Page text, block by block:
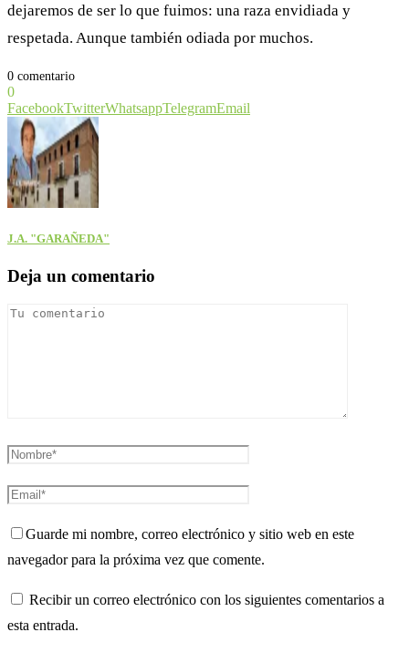
dejaremos de ser lo que fuimos: una raza envidiada y
respetada. Aunque también odiada por muchos.
0 comentario
0
FacebookTwitterWhatsappTelegramEmail
J.A. "GARAÑEDA"
Deja un comentario
Guarde mi nombre, correo electrónico y sitio web en este
navegador para la próxima vez que comente.
Recibir un correo electrónico con los siguientes comentarios a
esta entrada.